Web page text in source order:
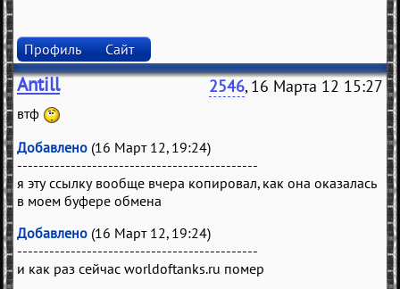
Профиль Сайт
Antill 2546, 16 Марта 12 15:27
втф
Добавлено (16 Март 12, 19:24)
---------------------------------------------
я эту ссылку вообще вчера копировал, как она оказалась
в моем буфере обмена
Добавлено (16 Март 12, 19:24)
---------------------------------------------
и как раз сейчас worldoftanks.ru помер